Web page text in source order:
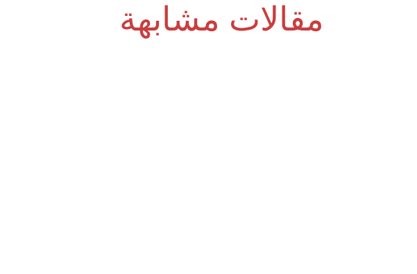
مقالات مشابهة